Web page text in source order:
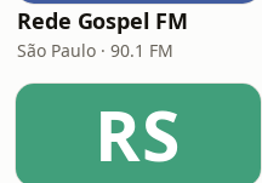
Rede Gospel FM
São Paulo · 90.1 FM
RS